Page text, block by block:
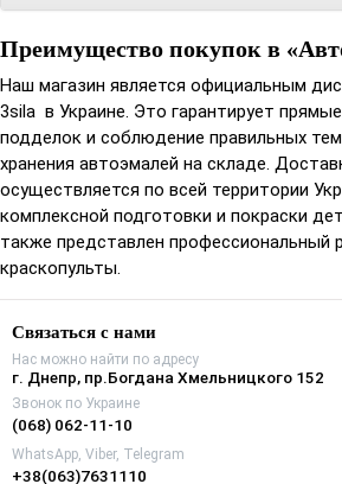
однородной консистенции. Наносить в
пистолетом с диаметром сопла 1,3-1,4
bar с интервалом между нанесениями
для распыления 17-19 сек. по DIN 4 при
Преимущество покупок в
Наш магазин является официальным
3sila в Украине. Это гарантирует
подделок и соблюдение правильных
хранения автоэмалей на складе.
осуществляется по всей территории
комплексной подготовки и покраски
также представлен профессиональный
краскопульты.
Связаться с нами
Нас можно найти по адресу
г. Днепр, пр.Богдана Хмельницкого 152
Звонок по Украине
(068) 062-11-10
WhatsApp, Viber, Telegram
+38(063)7631110